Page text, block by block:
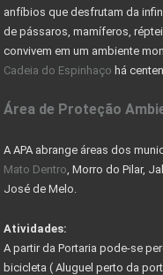
CADASTRO AMBIENTAL
COMO ESCOLHER UM
Nevis Sociedade de
AS VANTAGENS DE
DER AUTORIZA
COMO FUNCIONA
anfíbios que desfrutam da
de pássaros, mamíferos,
convivem em um ambiente
Cadeia do Espinhaço há
Área de Proteção
A APA abrange áreas dos
Mato Dentro , Morro do Pilar,
José de Melo.
Atividades:
A partir da Portaria pode-se
bicicleta ( Aluguel perto da